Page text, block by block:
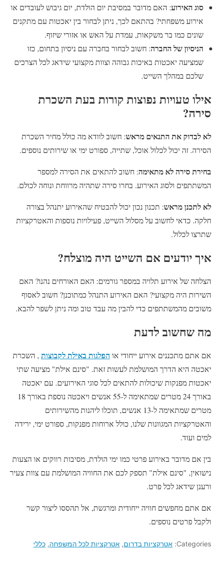
סוג האירוע: האם מדובר במסיבת יום הולדת, יום גיבוש לעובדים או
אירוע משפחתי? בהתאם לכך, ניתן לבחור בין יאכטות עם מתקנים
שונים כמו בר משקאות, עמדת על האש או אזורי שיזוף.
הניסיון של החברה: חשוב לבחור בחברה עם ניסיון בתחום, כזו
שמציעה יאכטות באיכות גבוהה וצוות מקצועי שידאג לכל הצרכים
שלכם במהלך השייט.
אילו טעויות נפוצות קורות בעת השכרת
סירה?
לא לבדוק את התנאים מראש: חשוב לוודא מה כולל מחיר השכרת
הסירה. זה יכול לכלול אוכל, שתייה, ספורט ימי או שירותים נוספים.
בחירת סירה לא מתאימה: חשוב להתאים את הסירה למספר
המשתתפים ולסוג האירוע. בחרו סירה שתהיה מרווחת ונוחה לכולם.
לא לתכנן מראש: תכנון נכון יכול להבטיח שהאירוע יתנהל בצורה
חלקה. כדאי לחשוב על מסלול השייט, פעילויות נוספות והאטרקציות
שתרצו לכלול.
איך יודעים אם השייט היה מוצלח?
הצלחה של אירוע תלויה במספר גורמים: האם האורחים נהנו? האם
השירות היה מקצועי? האם האירוע התנהל כמתוכנן? חשוב לאסוף
משובים מהמשתתפים כדי להבין מה עבד טוב ומה ניתן לשפר להבא.
מה שחשוב לדעת
אם אתם מתכננים אירוע ייחודי או הפלגות באילת לקבוצות , השכרת
יאכטה היא הדרך המושלמת לעשות זאת. "סינם אילת" מציעה שתי
יאכטות מפנקות שיכולות להתאים לכל סוגי האירועים. עם יאכטה
באורך 24 מטרים שמתאימה ל-55 אנשים ויאכטה נוספת באורך 18
מטרים שמתאימה ל-13 אנשים, תוכלו ליהנות מהשירותים
והאטרקציות המגוונות שלנו, כולל ארוחות מפנקות, ספורט ימי, ירידה
למים ועוד.
בין אם מדובר באירוע פרטי כמו ימי הולדת, מסיבות רווקים או הצעות
נישואין, "סינם אילת" תספק לכם את החוויה המושלמת עם צוות צעיר
ורענן שידאג לכל פרט.
אם אתם מחפשים חוויה ייחודית ומרגשת, אל תהססו ליצור קשר
ולקבל פרטים נוספים.
Categories: אטרקציות בדרום, אטרקציות לכל המשפחה, כללי